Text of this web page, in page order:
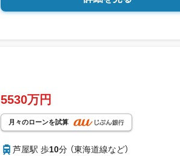
5530万円
月々のローンを試算
芦屋駅 歩10分 （東海道線など）